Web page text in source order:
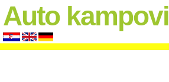
Auto kampovi